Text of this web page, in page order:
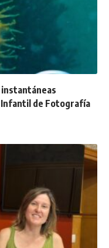
instantáneas
Infantil de Fotografía